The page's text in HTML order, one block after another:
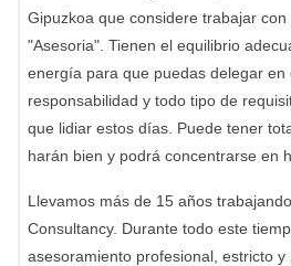
Gipuzkoa que considere trabajar
"Asesoria". Tienen el equilibrio
energía para que puedas delegar en
responsabilidad y todo tipo de
que lidiar estos días. Puede tener
harán bien y podrá concentrarse en
Llevamos más de 15 años
Consultancy. Durante todo este
asesoramiento profesional, estricto